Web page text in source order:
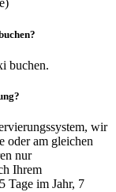
buchen.
wir
oder am gleichen
nur
Ihrem
Tage im Jahr, 7